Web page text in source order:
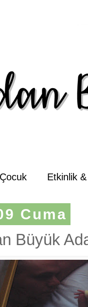
Etkinlik
Cuma
Büyük